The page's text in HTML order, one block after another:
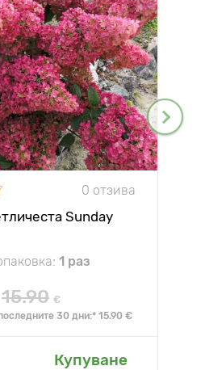
0 отзива
Sunday
1 раз
15.90 €
30 дни:* 15.90 €
Купуване